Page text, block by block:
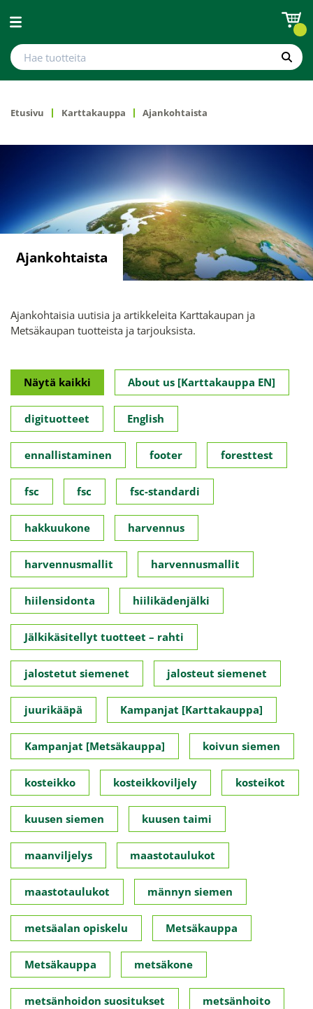
Avaa valikko
Hae tuotteita
Hae
Etusivu Karttakauppa Ajankohtaista
Ajankohtaista
Ajankohtaisia uutisia ja artikkeleita Karttakaupan ja
Metsäkaupan tuotteista ja tarjouksista.
Näytä kaikki About us [Karttakauppa EN]
digituotteet English
ennallistaminen footer foresttest
fsc fsc fsc-standardi
hakkuukone harvennus
harvennusmallit harvennusmallit
hiilensidonta hiilikädenjälki
Jälkikäsitellyt tuotteet – rahti
jalostetut siemenet jalosteut siemenet
juurikääpä Kampanjat [Karttakauppa]
Kampanjat [Metsäkauppa] koivun siemen
kosteikko kosteikkoviljely kosteikot
kuusen siemen kuusen taimi
maanviljelys maastotaulukot
maastotaulukot männyn siemen
metsäalan opiskelu Metsäkauppa
Metsäkauppa metsäkone
metsänhoidon suositukset metsänhoito